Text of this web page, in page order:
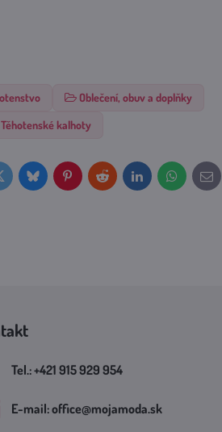
Oblečení, obuv a doplňky
Těhotenské kalhoty
BlueskyPinterestReddit LinkedInWhatsApp
E-
mail
Tel​.: +421 915 929 954
E-mail: office​@mojamoda​.sk